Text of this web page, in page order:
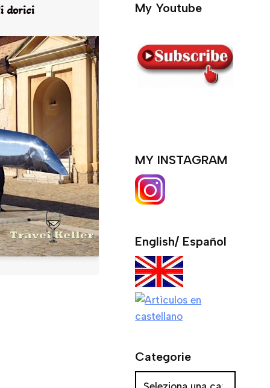
dorici My Youtube
MY INSTAGRAM
English/ Español
Categorie